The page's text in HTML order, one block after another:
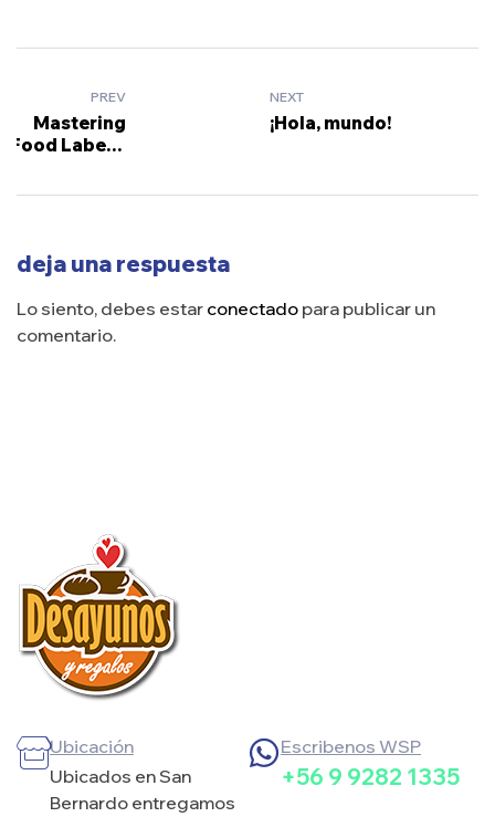
PREV
Mastering
Food Labels:
What You Eat
NEXT
¡Hola, mundo!
deja una respuesta
Lo siento, debes estar conectado para publicar un
comentario.
Ubicación
Ubicados en San
Bernardo entregamos
Escribenos WSP
+56 9 9282 1335